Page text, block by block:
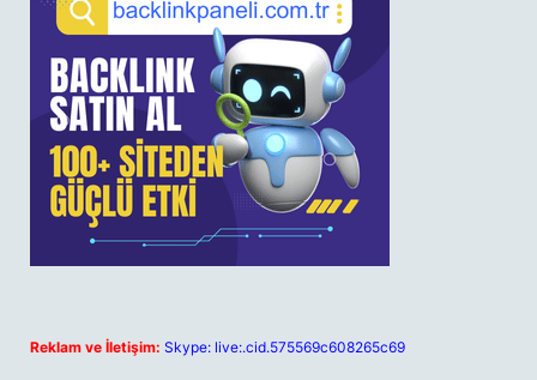
Reklam ve İletişim: Skype: live:.cid.575569c608265c69